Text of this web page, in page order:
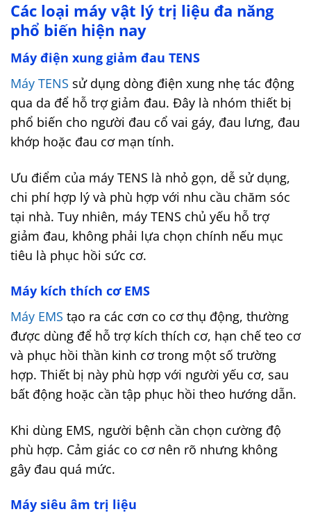
Các loại máy vật lý trị liệu đa năng
phổ biến hiện nay
Máy điện xung giảm đau TENS
Máy TENS sử dụng dòng điện xung nhẹ tác động
qua da để hỗ trợ giảm đau. Đây là nhóm thiết bị
phổ biến cho người đau cổ vai gáy, đau lưng, đau
khớp hoặc đau cơ mạn tính.
Ưu điểm của máy TENS là nhỏ gọn, dễ sử dụng,
chi phí hợp lý và phù hợp với nhu cầu chăm sóc
tại nhà. Tuy nhiên, máy TENS chủ yếu hỗ trợ
giảm đau, không phải lựa chọn chính nếu mục
tiêu là phục hồi sức cơ.
Máy kích thích cơ EMS
Máy EMS tạo ra các cơn co cơ thụ động, thường
được dùng để hỗ trợ kích thích cơ, hạn chế teo cơ
và phục hồi thần kinh cơ trong một số trường
hợp. Thiết bị này phù hợp với người yếu cơ, sau
bất động hoặc cần tập phục hồi theo hướng dẫn.
Khi dùng EMS, người bệnh cần chọn cường độ
phù hợp. Cảm giác co cơ nên rõ nhưng không
gây đau quá mức.
Máy siêu âm trị liệu